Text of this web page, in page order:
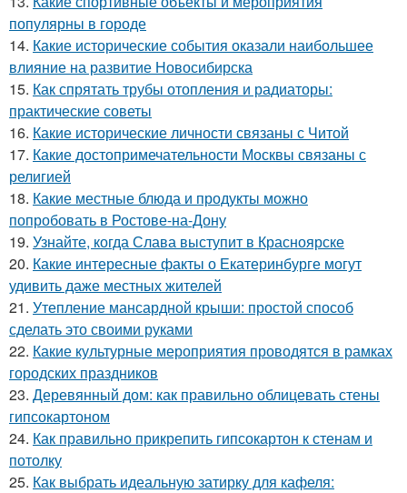
популярны в городе
14. Какие исторические события оказали наибольшее
влияние на развитие Новосибирска
15. Как спрятать трубы отопления и радиаторы:
практические советы
16. Какие исторические личности связаны с Читой
17. Какие достопримечательности Москвы связаны с
религией
18. Какие местные блюда и продукты можно
попробовать в Ростове-на-Дону
19. Узнайте, когда Слава выступит в Красноярске
20. Какие интересные факты о Екатеринбурге могут
удивить даже местных жителей
21. Утепление мансардной крыши: простой способ
сделать это своими руками
22. Какие культурные мероприятия проводятся в рамках
городских праздников
23. Деревянный дом: как правильно облицевать стены
гипсокартоном
24. Как правильно прикрепить гипсокартон к стенам и
потолку
25. Как выбрать идеальную затирку для кафеля: